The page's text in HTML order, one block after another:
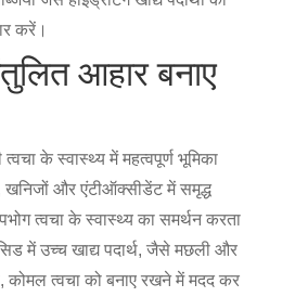
करें।
आहार बनाए
के स्वास्थ्य में महत्वपूर्ण भूमिका
खनिजों और एंटीऑक्सीडेंट में समृद्ध
त्वचा के स्वास्थ्य का समर्थन करता
में उच्च खाद्य पदार्थ, जैसे मछली और
त्वचा को बनाए रखने में मदद कर